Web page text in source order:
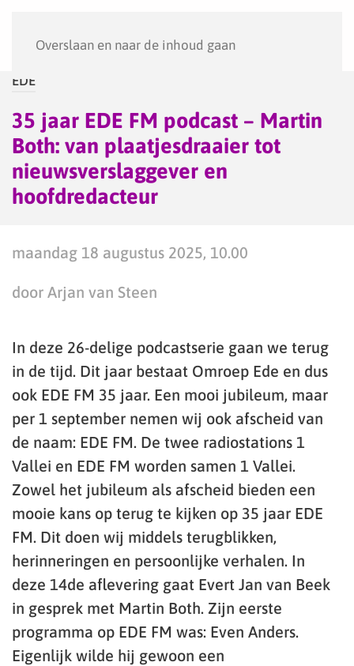
Overslaan en naar de inhoud gaan
EDE
35 jaar EDE FM podcast – Martin
Both: van plaatjesdraaier tot
nieuwsverslaggever en
hoofdredacteur
maandag 18 augustus 2025, 10.00
door Arjan van Steen
In deze 26-delige podcastserie gaan we terug
in de tijd. Dit jaar bestaat Omroep Ede en dus
ook EDE FM 35 jaar. Een mooi jubileum, maar
per 1 september nemen wij ook afscheid van
de naam: EDE FM. De twee radiostations 1
Vallei en EDE FM worden samen 1 Vallei.
Zowel het jubileum als afscheid bieden een
mooie kans op terug te kijken op 35 jaar EDE
FM. Dit doen wij middels terugblikken,
herinneringen en persoonlijke verhalen. In
deze 14de aflevering gaat Evert Jan van Beek
in gesprek met Martin Both. Zijn eerste
programma op EDE FM was: Even Anders.
Eigenlijk wilde hij gewoon een